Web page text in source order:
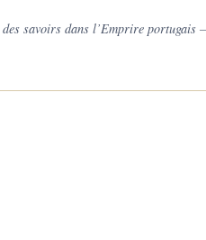
savoirs dans l’Emprire portugais